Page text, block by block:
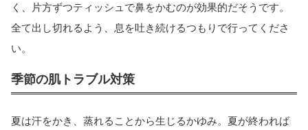
く、片方ずつティッシュで鼻をかむのが効果的だそうです。
全て出し切れるよう、息を吐き続けるつもりで行ってくださ
い。
季節の肌トラブル対策
夏は汗をかき、蒸れることから生じるかゆみ。夏が終われば